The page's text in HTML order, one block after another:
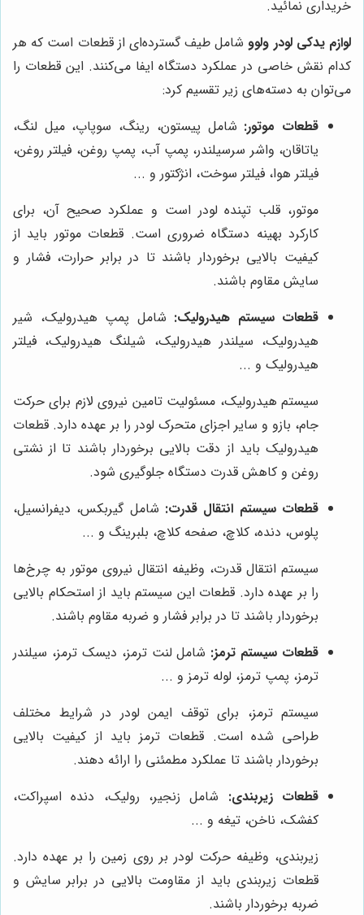
خریداری نمائید.
لوازم یدکی لودر ولوو شامل طیف گسترده‌ای از قطعات است که هر
کدام نقش خاصی در عملکرد دستگاه ایفا می‌کنند. این قطعات را
می‌توان به دسته‌های زیر تقسیم کرد:
قطعات موتور: شامل پیستون، رینگ، سوپاپ، میل لنگ،
یاتاقان، واشر سرسیلندر، پمپ آب، پمپ روغن، فیلتر روغن،
فیلتر هوا، فیلتر سوخت، انژکتور و ...
موتور، قلب تپنده لودر است و عملکرد صحیح آن، برای
کارکرد بهینه دستگاه ضروری است. قطعات موتور باید از
کیفیت بالایی برخوردار باشند تا در برابر حرارت، فشار و
سایش مقاوم باشند.
قطعات سیستم هیدرولیک: شامل پمپ هیدرولیک، شیر
هیدرولیک، سیلندر هیدرولیک، شیلنگ هیدرولیک، فیلتر
هیدرولیک و ...
سیستم هیدرولیک، مسئولیت تامین نیروی لازم برای حرکت
جام، بازو و سایر اجزای متحرک لودر را بر عهده دارد. قطعات
هیدرولیک باید از دقت بالایی برخوردار باشند تا از نشتی
روغن و کاهش قدرت دستگاه جلوگیری شود.
قطعات سیستم انتقال قدرت: شامل گیربکس، دیفرانسیل،
پلوس، دنده، کلاچ، صفحه کلاچ، بلبرینگ و ...
سیستم انتقال قدرت، وظیفه انتقال نیروی موتور به چرخ‌ها
را بر عهده دارد. قطعات این سیستم باید از استحکام بالایی
برخوردار باشند تا در برابر فشار و ضربه مقاوم باشند.
قطعات سیستم ترمز: شامل لنت ترمز، دیسک ترمز، سیلندر
ترمز، پمپ ترمز، لوله ترمز و ...
سیستم ترمز، برای توقف ایمن لودر در شرایط مختلف
طراحی شده است. قطعات ترمز باید از کیفیت بالایی
برخوردار باشند تا عملکرد مطمئنی را ارائه دهند.
قطعات زیربندی: شامل زنجیر، رولیک، دنده اسپراکت،
کفشک، ناخن، تیغه و ...
زیربندی، وظیفه حرکت لودر بر روی زمین را بر عهده دارد.
قطعات زیربندی باید از مقاومت بالایی در برابر سایش و
ضربه برخوردار باشند.